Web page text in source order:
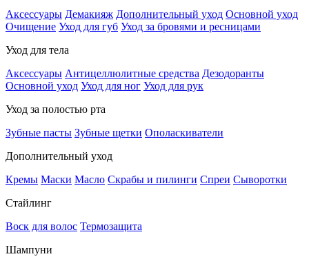
Аксессуары Демакияж Дополнительный уход Основной уход
Очищение Уход для губ Уход за бровями и ресницами
Уход для тела
Аксессуары Антицеллюлитные средства Дезодоранты
Основной уход Уход для ног Уход для рук
Уход за полостью рта
Зубные пасты Зубные щетки Ополаскиватели
Дополнительный уход
Кремы Маски Масло Скрабы и пилинги Спреи Сыворотки
Стайлинг
Воск для волос Термозащита
Шампуни